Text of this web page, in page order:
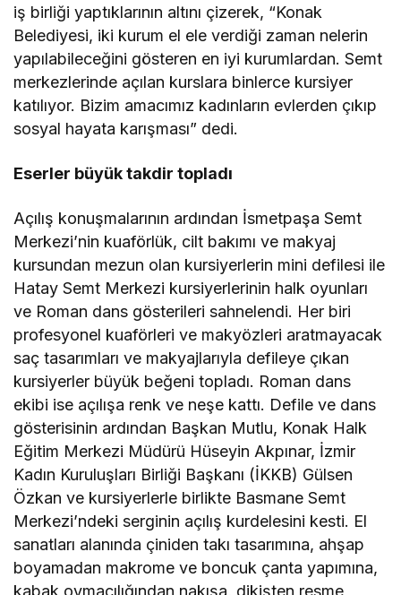
iş birliği yaptıklarının altını çizerek, “Konak
Belediyesi, iki kurum el ele verdiği zaman nelerin
yapılabileceğini gösteren en iyi kurumlardan. Semt
merkezlerinde açılan kurslara binlerce kursiyer
katılıyor. Bizim amacımız kadınların evlerden çıkıp
sosyal hayata karışması” dedi.
Eserler büyük takdir topladı
Açılış konuşmalarının ardından İsmetpaşa Semt
Merkezi’nin kuaförlük, cilt bakımı ve makyaj
kursundan mezun olan kursiyerlerin mini defilesi ile
Hatay Semt Merkezi kursiyerlerinin halk oyunları
ve Roman dans gösterileri sahnelendi. Her biri
profesyonel kuaförleri ve makyözleri aratmayacak
saç tasarımları ve makyajlarıyla defileye çıkan
kursiyerler büyük beğeni topladı. Roman dans
ekibi ise açılışa renk ve neşe kattı. Defile ve dans
gösterisinin ardından Başkan Mutlu, Konak Halk
Eğitim Merkezi Müdürü Hüseyin Akpınar, İzmir
Kadın Kuruluşları Birliği Başkanı (İKKB) Gülsen
Özkan ve kursiyerlerle birlikte Basmane Semt
Merkezi’ndeki serginin açılış kurdelesini kesti. El
sanatları alanında çiniden takı tasarımına, ahşap
boyamadan makrome ve boncuk çanta yapımına,
kabak oymacılığından nakışa, dikişten resme